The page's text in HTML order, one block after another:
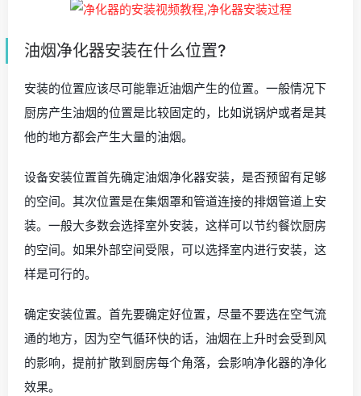
油烟净化器安装在什么位置?
安装的位置应该尽可能靠近油烟产生的位置。一般情况下
厨房产生油烟的位置是比较固定的，比如说锅炉或者是其
他的地方都会产生大量的油烟。
设备安装位置首先确定油烟净化器安装，是否预留有足够
的空间。其次位置是在集烟罩和管道连接的排烟管道上安
装。一般大多数会选择室外安装，这样可以节约餐饮厨房
的空间。如果外部空间受限，可以选择室内进行安装，这
样是可行的。
确定安装位置。首先要确定好位置，尽量不要选在空气流
通的地方，因为空气循环快的话，油烟在上升时会受到风
的影响，提前扩散到厨房每个角落，会影响净化器的净化
效果。